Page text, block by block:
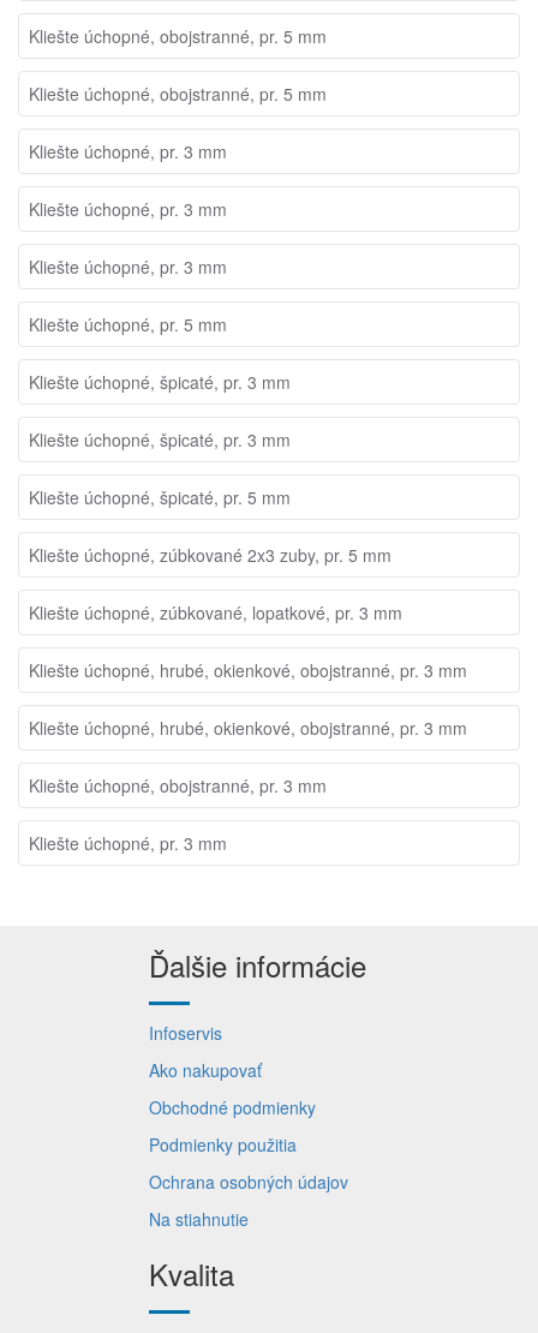
Kliešte úchopné, obojstranné, pr. 5 mm
Kliešte úchopné, obojstranné, pr. 5 mm
Kliešte úchopné, pr. 3 mm
Kliešte úchopné, pr. 3 mm
Kliešte úchopné, pr. 3 mm
Kliešte úchopné, pr. 5 mm
Kliešte úchopné, špicaté, pr. 3 mm
Kliešte úchopné, špicaté, pr. 3 mm
Kliešte úchopné, špicaté, pr. 5 mm
Kliešte úchopné, zúbkované 2x3 zuby, pr. 5 mm
Kliešte úchopné, zúbkované, lopatkové, pr. 3 mm
Kliešte úchopné, hrubé, okienkové, obojstranné, pr. 3 mm
Kliešte úchopné, hrubé, okienkové, obojstranné, pr. 3 mm
Kliešte úchopné, obojstranné, pr. 3 mm
Kliešte úchopné, pr. 3 mm
Ďalšie informácie
Infoservis
Ako nakupovať
Obchodné podmienky
Podmienky použitia
Ochrana osobných údajov
Na stiahnutie
Kvalita